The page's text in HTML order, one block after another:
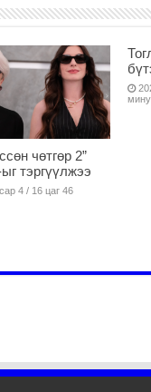
чөтгөр 2”
тэргүүлжээ
4 / 16 цаг 46